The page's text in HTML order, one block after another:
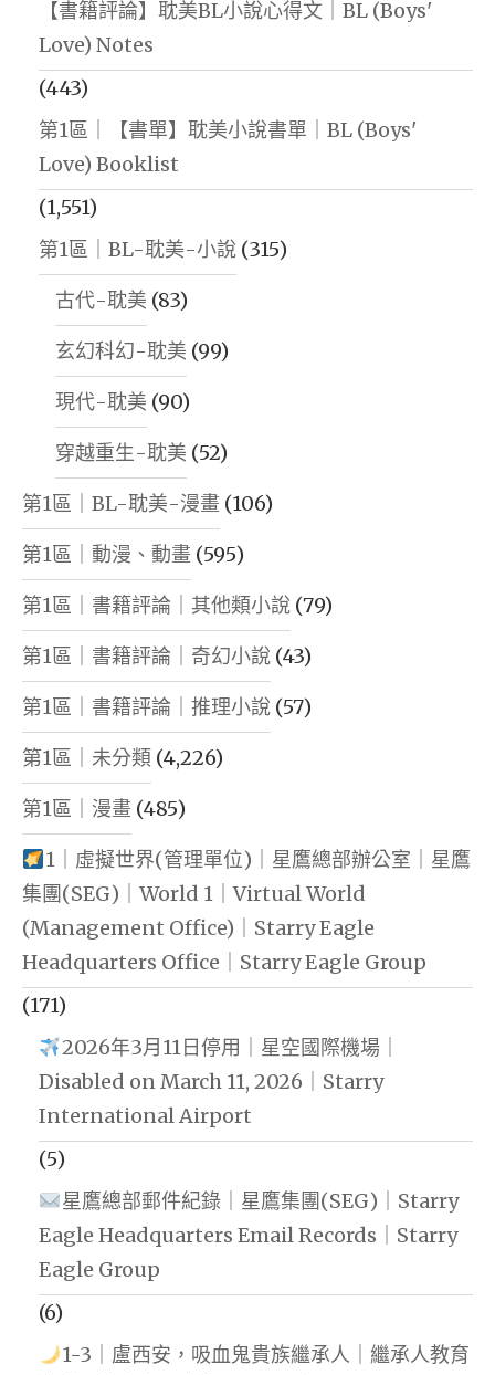
【書籍評論】耽美BL小說心得文｜BL (Boys'
Love) Notes
(443)
第1區｜【書單】耽美小說書單｜BL (Boys'
Love) Booklist
(1,551)
第1區｜BL-耽美-小說 (315)
古代-耽美 (83)
玄幻科幻-耽美 (99)
現代-耽美 (90)
穿越重生-耽美 (52)
第1區｜BL-耽美-漫畫 (106)
第1區｜動漫、動畫 (595)
第1區｜書籍評論｜其他類小說 (79)
第1區｜書籍評論｜奇幻小說 (43)
第1區｜書籍評論｜推理小說 (57)
第1區｜未分類 (4,226)
第1區｜漫畫 (485)
1｜虛擬世界(管理單位)｜星鷹總部辦公室｜星鷹
集團(SEG)｜World 1｜Virtual World
(Management Office)｜Starry Eagle
Headquarters Office｜Starry Eagle Group
(171)
2026年3月11日停用｜星空國際機場｜
Disabled on March 11, 2026｜Starry
International Airport
(5)
星鷹總部郵件紀錄｜星鷹集團(SEG)｜Starry
Eagle Headquarters Email Records｜Starry
Eagle Group
(6)
1-3｜盧西安，吸血鬼貴族繼承人｜繼承人教育